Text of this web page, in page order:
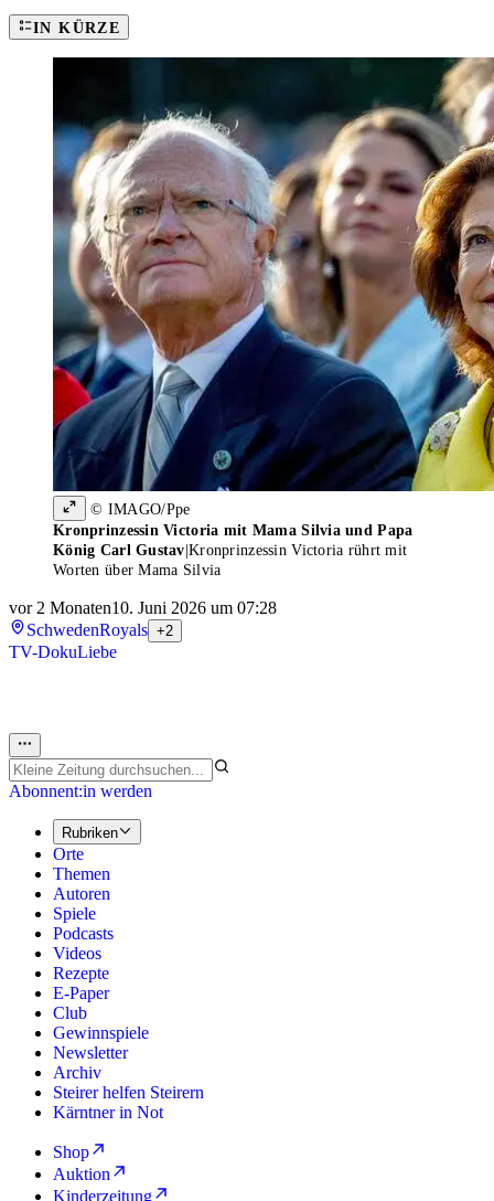
IN KÜRZE
© IMAGO/Ppe
Kronprinzessin Victoria mit Mama Silvia und Papa
König Carl Gustav |Kronprinzessin Victoria rührt mit
Worten über Mama Silvia
vor 2 Monaten10. Juni 2026 um 07:28
SchwedenRoyals +2
TV-DokuLiebe
Abonnent:in werden
Rubriken
Orte
Themen
Autoren
Spiele
Podcasts
Videos
Rezepte
E-Paper
Club
Gewinnspiele
Newsletter
Archiv
Steirer helfen Steirern
Kärntner in Not
Shop
Auktion
Kinderzeitung